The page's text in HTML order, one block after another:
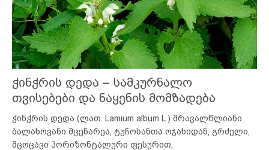
ჭინჭრის დედა – სამკურნალო
თვისებები და ნაყენის მომზადება
ჭინჭრის დედა (ლათ. Lamium album L.) მრავალწლიანი
ბალახოვანი მცენარეა, ტუჩოსანთა ოჯახიდან, გრძელი,
მცოცავი ჰორიზონტალური ფესურით,